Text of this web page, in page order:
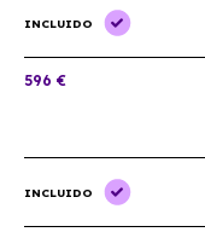
INCLUIDO
596 €
INCLUIDO